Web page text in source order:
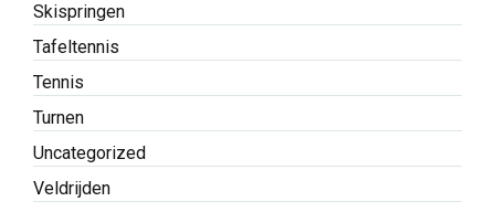
Skispringen
Tafeltennis
Tennis
Turnen
Uncategorized
Veldrijden